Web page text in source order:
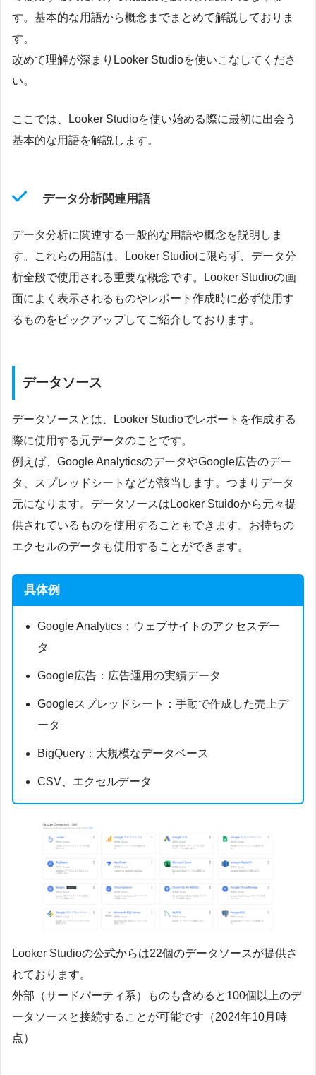
す。基本的な用語から概念までまとめて解説しておりま
す。
改めて理解が深まりLooker Studioを使いこなしてくださ
い。
ここでは、Looker Studioを使い始める際に最初に出会う
基本的な用語を解説します。
データ分析関連用語
データ分析に関連する一般的な用語や概念を説明しま
す。これらの用語は、Looker Studioに限らず、データ分
析全般で使用される重要な概念です。Looker Studioの画
面によく表示されるものやレポート作成時に必ず使用す
るものをピックアップしてご紹介しております。
データソース
データソースとは、Looker Studioでレポートを作成する
際に使用する元データのことです。
例えば、Google AnalyticsのデータやGoogle広告のデー
タ、スプレッドシートなどが該当します。つまりデータ
元になります。データソースはLooker Stuidoから元々提
供されているものを使用することもできます。お持ちの
エクセルのデータも使用することができます。
具体例
Google Analytics：ウェブサイトのアクセスデー
タ
Google広告：広告運用の実績データ
Googleスプレッドシート：手動で作成した売上デ
ータ
BigQuery：大規模なデータベース
CSV、エクセルデータ
Looker Studioの公式からは22個のデータソースが提供さ
れております。
外部（サードパーティ系）ものも含めると100個以上のデ
ータソースと接続することが可能です（2024年10月時
点）